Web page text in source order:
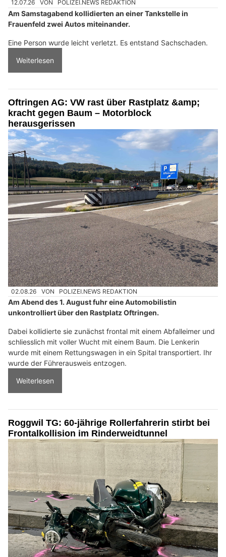
12.07.26 VON POLIZEI.NEWS REDAKTION
Am Samstagabend kollidierten an einer Tankstelle in
Frauenfeld zwei Autos miteinander.
Eine Person wurde leicht verletzt. Es entstand Sachschaden.
Weiterlesen
Oftringen AG: VW rast über Rastplatz &amp;
kracht gegen Baum – Motorblock
herausgerissen
02.08.26 VON POLIZEI.NEWS REDAKTION
Am Abend des 1. August fuhr eine Automobilistin
unkontrolliert über den Rastplatz Oftringen.
Dabei kollidierte sie zunächst frontal mit einem Abfalleimer und
schliesslich mit voller Wucht mit einem Baum. Die Lenkerin
wurde mit einem Rettungswagen in ein Spital transportiert. Ihr
wurde der Führerausweis entzogen.
Weiterlesen
Roggwil TG: 60-jährige Rollerfahrerin stirbt bei
Frontalkollision im Rinderweidtunnel